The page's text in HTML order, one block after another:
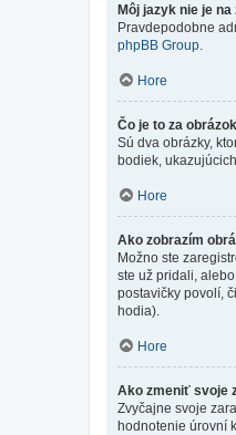
Môj jazyk nie je na
Pravdepodobne
phpBB Group.
Hore
Čo je to za
Sú dva obrázky,
bodiek,
Hore
Ako zobrazím
Možno ste
ste už pridali,
postavičky povolí,
hodia).
Hore
Ako zmeniť svoje
Zvyčajne svoje
hodnotenie úrovní